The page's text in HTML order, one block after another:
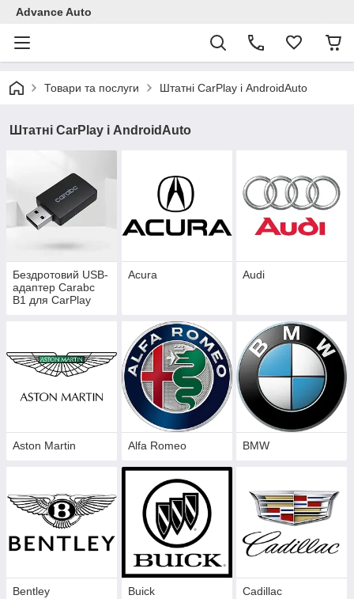
Advance Auto
Товари та послуги Штатні CarPlay і AndroidAuto
Штатні CarPlay і AndroidAuto
Бездротовий USB-
адаптер Carabc
B1 для CarPlay
Acura Audi
Aston Martin Alfa Romeo BMW
Bentley Buick Cadillac